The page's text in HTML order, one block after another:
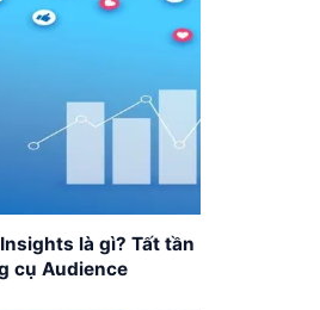
là gì? Tất tần
cụ Audience